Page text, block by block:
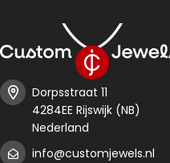
Dorpsstraat 11
4284EE Rijswijk (NB)
Nederland
info@customjewels.nl